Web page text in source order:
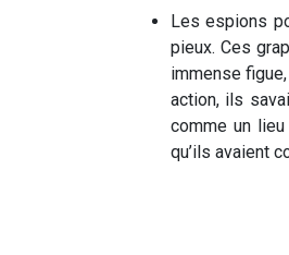
Les espions
pieux. Ces
immense
action, ils
comme un lieu
qu’ils avaient